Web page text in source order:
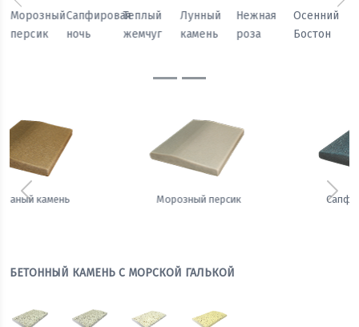
Осенний
Бостон
Каменный
цветок
Песчаный
камень
Морозный
персик
Сапфировая
ночь
Теплый
жемчуг
Предыдущий
Сапфировая ночь Теплый жемчуг
Предыдущий
БЕТОННЫЙ КАМЕНЬ С МОРСКОЙ ГАЛЬКОЙ